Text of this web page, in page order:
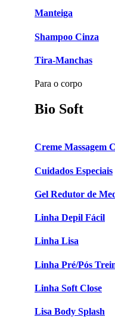
Manteiga
Shampoo Cinza
Tira-Manchas
Para o corpo
Bio Soft
Creme Massagem
Cuidados Especiais
Gel Redutor de
Linha Depil Fácil
Linha Lisa
Linha Pré/Pós
Linha Soft Close
Lisa Body Splash